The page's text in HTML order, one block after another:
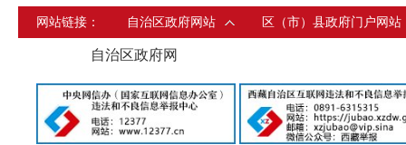
（本列数据
第四
网站链接： 自治区政府网站 区（市）县政府门户网站
自治区政府网